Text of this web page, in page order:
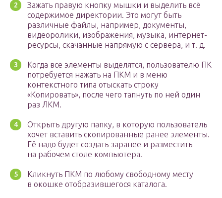
Зажать правую кнопку мышки и выделить всё
содержимое директории. Это могут быть
различные файлы, например, документы,
видеоролики, изображения, музыка, интернет-
ресурсы, скачанные напрямую с сервера, и т. д.
Когда все элементы выделятся, пользователю ПК
потребуется нажать на ПКМ и в меню
контекстного типа отыскать строку
«Копировать», после чего тапнуть по ней один
раз ЛКМ.
Открыть другую папку, в которую пользователь
хочет вставить скопированные ранее элементы.
Её надо будет создать заранее и разместить
на рабочем столе компьютера.
Кликнуть ПКМ по любому свободному месту
в окошке отобразившегося каталога.